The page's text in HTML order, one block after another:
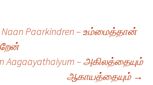
Naan Paarkindren – உம்மைத்தான்
Aagaayathaiyum – அகிலத்தையும்
ஆகாயத்தையும் →